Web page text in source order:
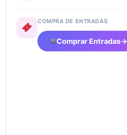
COMPRA DE ENTRADAS
Comprar Entradas→